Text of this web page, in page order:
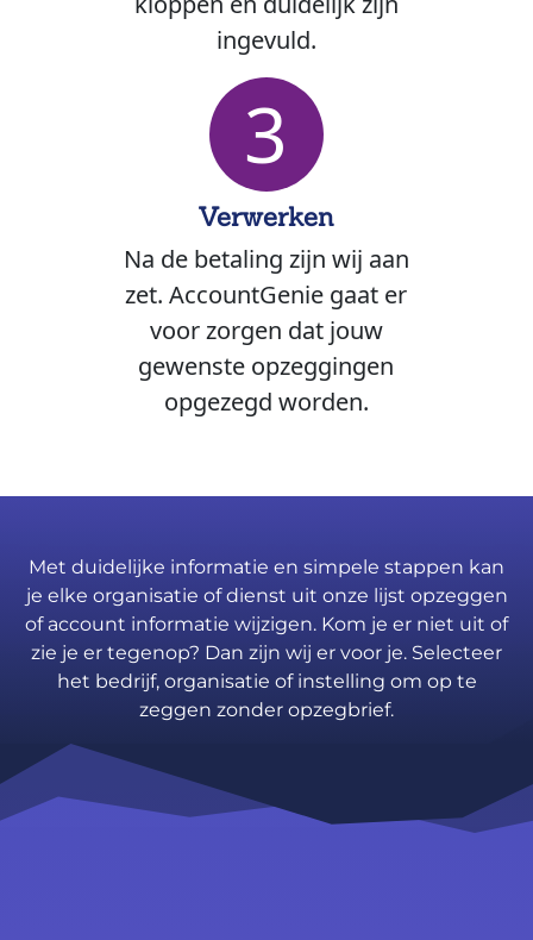
ingevuld.
3
Verwerken
Na de betaling zijn wij aan
zet. AccountGenie gaat er
voor zorgen dat jouw
gewenste opzeggingen
opgezegd worden.
Met duidelijke informatie en simpele stappen kan
je elke organisatie of dienst uit onze lijst opzeggen
of account informatie wijzigen. Kom je er niet uit of
zie je er tegenop? Dan zijn wij er voor je. Selecteer
het bedrijf, organisatie of instelling om op te
zeggen zonder opzegbrief.